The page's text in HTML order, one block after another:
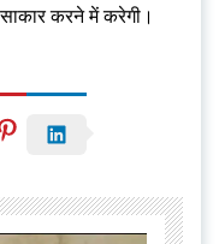
करने में करेगी।